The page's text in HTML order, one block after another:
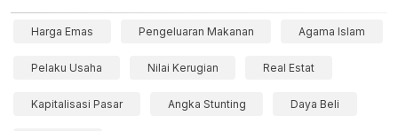
Harga Emas Pengeluaran Makanan Agama Islam
Pelaku Usaha Nilai Kerugian Real Estat
Kapitalisasi Pasar Angka Stunting Daya Beli